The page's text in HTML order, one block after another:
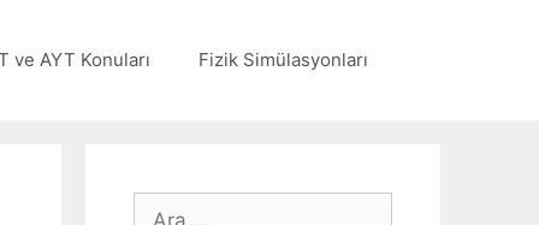
ve AYT Konuları Fizik Simülasyonları
için